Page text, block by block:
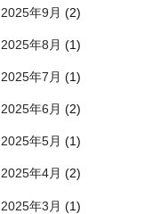
2025年9月 (2)
2025年8月 (1)
2025年7月 (1)
2025年6月 (2)
2025年5月 (1)
2025年4月 (2)
2025年3月 (1)